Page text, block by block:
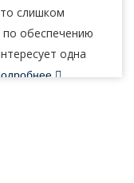
слишком
по обеспечению
одна